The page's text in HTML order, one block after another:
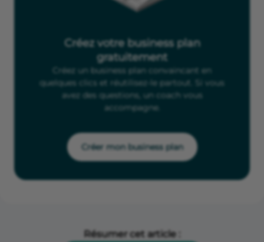
Créez votre business plan
gratuitement
Créez un business plan convaincant en
quelques clics et réutilisez-le partout. Si vous
avez des questions, un coach vous
accompagne.
Créer mon business plan
Résumer cet article :